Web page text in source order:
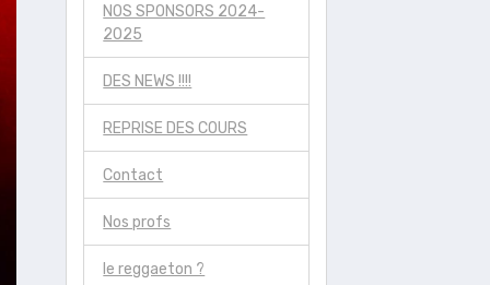
NOS SPONSORS 2024-
2025
DES NEWS !!!!
REPRISE DES COURS
Contact
Nos profs
le reggaeton ?